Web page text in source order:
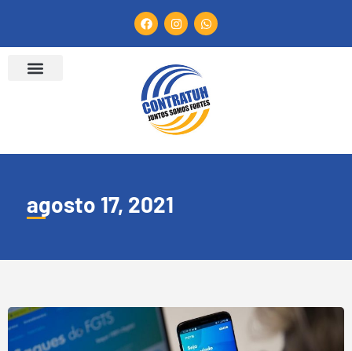
agosto 17, 2021